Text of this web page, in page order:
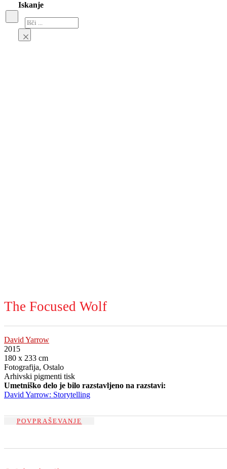
Iskanje
×
The Focused Wolf
David Yarrow
2015
180 x 233 cm
Fotografija, Ostalo
Arhivski pigmenti tisk
Umetniško delo je bilo razstavljeno na razstavi:
David Yarrow: Storytelling
POVPRAŠEVANJE